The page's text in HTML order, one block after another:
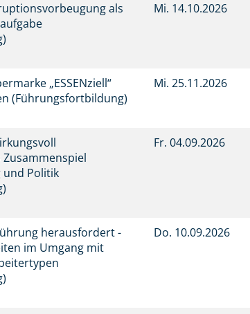
als
Mi. 14.10.2026
„ESSENziell“
(Führungsfortbildung)
Mi. 25.11.2026
und Politik
Fr. 04.09.2026
herausfordert -
im Umgang mit
Do. 10.09.2026